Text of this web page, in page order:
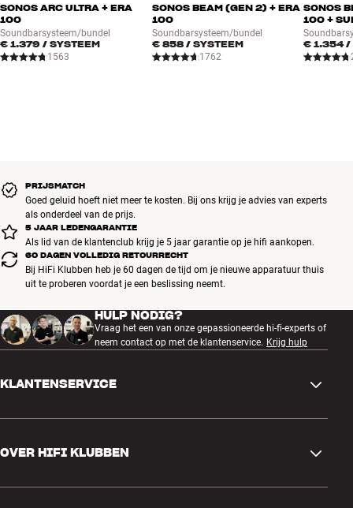
SONOS ARC ULTRA + ERA
100
Soundbarsysteem/bundel
€ 1.379 / SYSTEEM
1563
SONOS BEAM (GEN 2) + ERA
100
Soundbarsysteem/bundel
€ 858/ SYSTEEM
1762
SONOS
100 +
€ 1.354/
PRIJSMATCH
Goed geluid hoeft niet meer te kosten. Bij ons krijg je advies van experts
als onderdeel van de prijs.
5 JAAR LEDENGARANTIE
Als lid van de klantenclub krijg je 5 jaar garantie op je hifi aankopen.
60 DAGEN VOLLEDIG RETOURRECHT
Bij HiFi Klubben heb je 60 dagen de tijd om je nieuwe apparatuur thuis
uit te proberen voordat je een beslissing neemt.
HULP NODIG?
Vraag het een van onze gepassioneerde hi-fi-experts of
neem contact op met de klantenservice. Krijg hulp
KLANTENSERVICE
Ruilen en retourneren
OVER HIFI KLUBBEN